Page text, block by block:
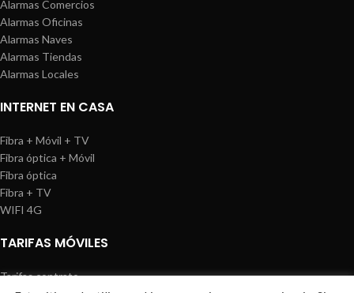
Alarmas Comercios
Alarmas Oficinas
Alarmas Naves
Alarmas Tiendas
Alarmas Locales
INTERNET EN CASA
Fibra + Móvil + TV
Fibra óptica + Móvil
Fibra óptica
Fibra + TV
WIFI 4G
TARIFAS MÓVILES
Tarifas contrato